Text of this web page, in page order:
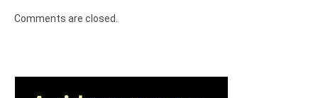
Comments are closed.